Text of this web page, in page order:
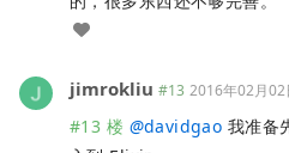
jimrokliu #13 2016年02月02
#13 楼 @davidgao 我准备